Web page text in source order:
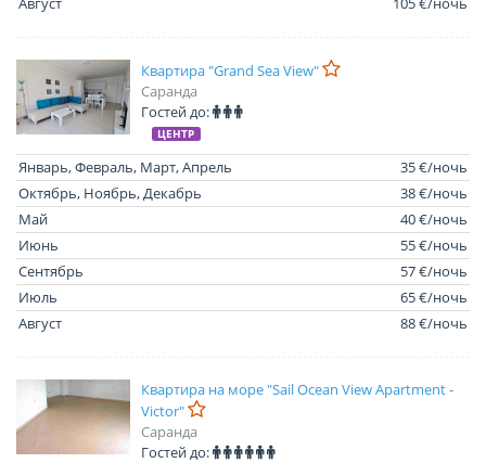
Квартира "Grand Sea View"
Саранда
Гостей до:
ЦЕНТР
Январь, Февраль, Март, Апрель
35 €/ночь
Октябрь, Ноябрь, Декабрь
38 €/ночь
Май
40 €/ночь
Июнь
55 €/ночь
Сентябрь
57 €/ночь
Июль
65 €/ночь
Август
88 €/ночь
Квартира на море "Sail Ocean View Apartment -
Victor"
Саранда
Гостей до: